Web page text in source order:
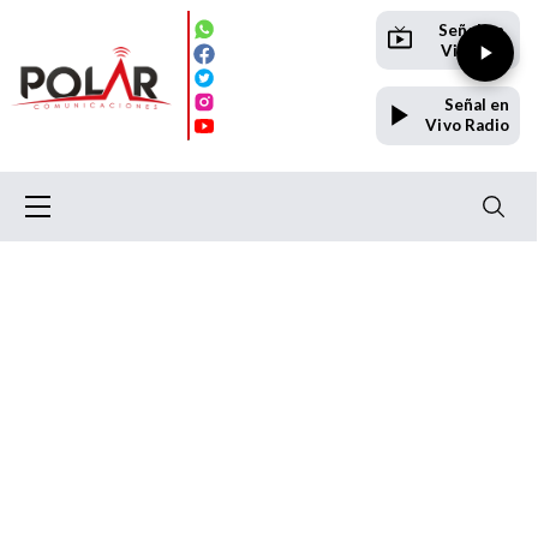
Señal en
Vivo TV
Señal en
Vivo Radio